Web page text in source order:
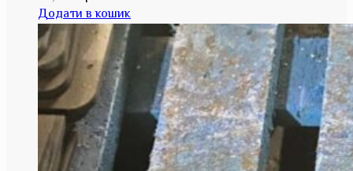
Додати в кошик